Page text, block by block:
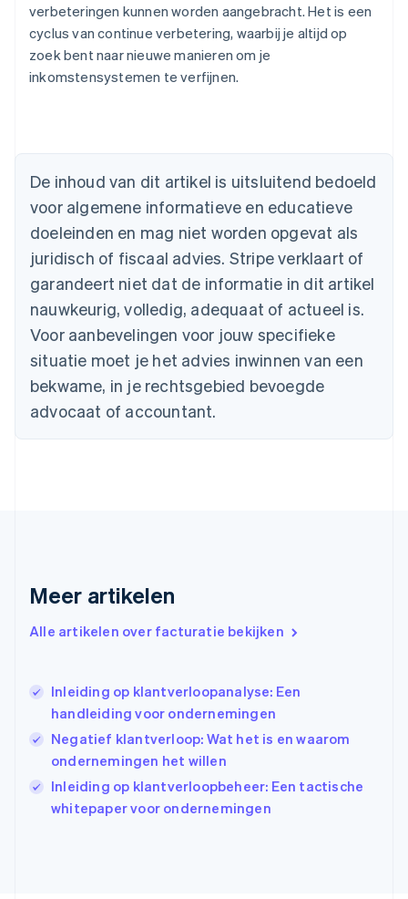
verbeteringen kunnen worden aangebracht. Het is een
cyclus van continue verbetering, waarbij je altijd op
zoek bent naar nieuwe manieren om je
inkomstensystemen te verfijnen.
De inhoud van dit artikel is uitsluitend bedoeld
voor algemene informatieve en educatieve
doeleinden en mag niet worden opgevat als
juridisch of fiscaal advies. Stripe verklaart of
garandeert niet dat de informatie in dit artikel
nauwkeurig, volledig, adequaat of actueel is.
Voor aanbevelingen voor jouw specifieke
situatie moet je het advies inwinnen van een
bekwame, in je rechtsgebied bevoegde
advocaat of accountant.
Meer artikelen
Alle artikelen over facturatie bekijken
Inleiding op klantverloopanalyse: Een
handleiding voor ondernemingen
Negatief klantverloop: Wat het is en waarom
ondernemingen het willen
Inleiding op klantverloopbeheer: Een tactische
whitepaper voor ondernemingen
België
Brazilië
PortuguêsEnglish
Bulgarije
English
Canada
English Français
Cyprus
English
Denemarken
Duitsland
DeutschEnglish
Estland
English
Finland
Hongarije
Hongkong SAR, China
English
English
Italië
ItalianoEnglish
日本語English
Kroatië